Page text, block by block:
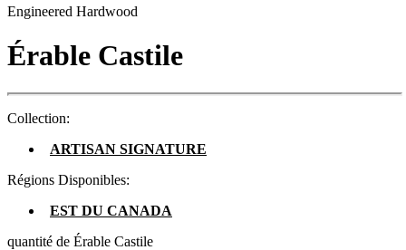
Engineered Hardwood
Érable Castile
Collection:
ARTISAN SIGNATURE
Régions Disponibles:
EST DU CANADA
quantité de Érable Castile